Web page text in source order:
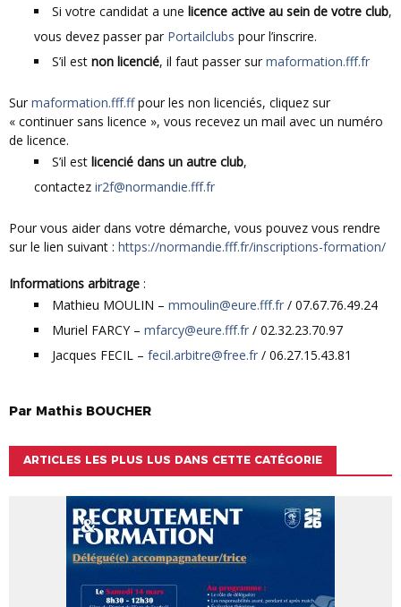
Si votre candidat a une licence active au sein de votre club,
vous devez passer par Portailclubs pour l’inscrire.
S’il est non licencié, il faut passer sur maformation.fff.fr
Sur maformation.fff.ffpour les non licenciés, cliquez sur
« continuer sans licence », vous recevez un mail avec un numéro
de licence.
S’il est licencié dans un autre club,
contactez ir2f@normandie.fff.fr
Pour vous aider dans votre démarche, vous pouvez vous rendre
sur le lien suivant : https://normandie.fff.fr/inscriptions-formation/
Informations arbitrage :
Mathieu MOULIN – mmoulin@eure.fff.fr / 07.67.76.49.24
Muriel FARCY – mfarcy@eure.fff.fr / 02.32.23.70.97
Jacques FECIL – fecil.arbitre@free.fr / 06.27.15.43.81
Par Mathis BOUCHER
ARTICLES LES PLUS LUS DANS CETTE CATÉGORIE